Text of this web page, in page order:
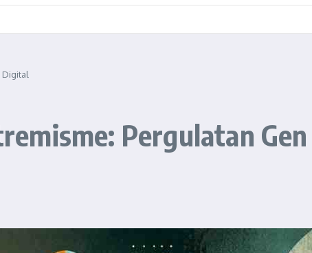
Pergulatan Gen